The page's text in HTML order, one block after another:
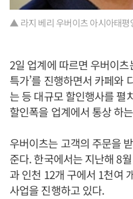
▲ 라지 베리 우버이츠 아시아태평
2일 업계에 따르면 우버이츠
특가’를 진행하면서 카페와
는 등 대규모 할인행사를 펼
할인폭을 업계에서 통상 하
우버이츠는 고객의 주문을
준다. 한국에서는 지난해 8
과 인천 12개 구에서 1천여
사업을 진행하고 있다.